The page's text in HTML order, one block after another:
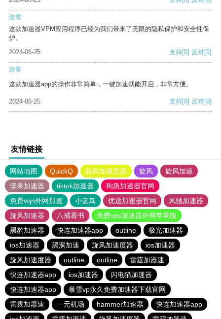
游客
这款加速器VPM应用程序已经为我们带来了无限的隐私保护和安全性保
护。
2024-06-25
支持[0] 反对[0]
游客
这款加速器app的操作非常简单，一键加速就能开启，非常方便。
2024-06-25 支持[0] 反对[0]
友情链接
网站地图 QuickQ 旋风加速度器 旋风
旋风加速
坚果加速器
tiktok加速器
狗急加速器官网
免费vqn外网加速
小蓝鸟 优途加速器官网
风驰加速器
旋风加速器
八戒看书
免费vps加速器外网苹果版
黑豹加速器
快连加速器app outline
极光加速器
ios加速器
黑洞加速 旋风加速度器
ios加速器
旋风加速度器
outline outline
雷霆加器速
快连加速器app
ios加速器
闪电猫加速器
快连加速器app
暴雪vp永久免费加速器下载官网
雷霆加器速
一元机场 hammer加速器
快连加速器app